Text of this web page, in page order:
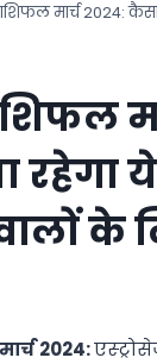
मार्च 2024:
रहेगा
के
2024: